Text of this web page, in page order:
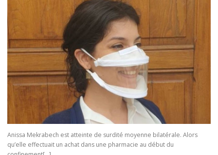
Anissa Mekrabech est atteinte de surdité moyenne bilatérale. Alors
qu’elle effectuait un achat dans une pharmacie au début du